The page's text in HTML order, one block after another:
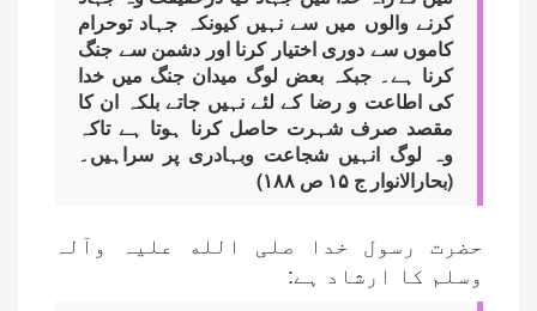
کرنے والوں میں سے نہیں کیونکہ جہاد توحرام
کاموں سے دوری اختیار کرنا اور دشمن سے جنگ
کرنا ہے۔ جبکہ بعض لوگ میدان جنگ میں خدا
کی اطاعت و رضا کے لئے نہیں جاتے بلکہ ان کا
مقصد صرف شہرت حاصل کرنا ہوتا ہے تاکہ
وہ لوگ انہیں شجاعت وبہادری پر سراہیں۔
(بحارالانوار ج ۱۵ ص ۱۸۸)
حضرت رسول خدا صلی الله علیہ وآلہ
وسلم کا ارشاد ہے: